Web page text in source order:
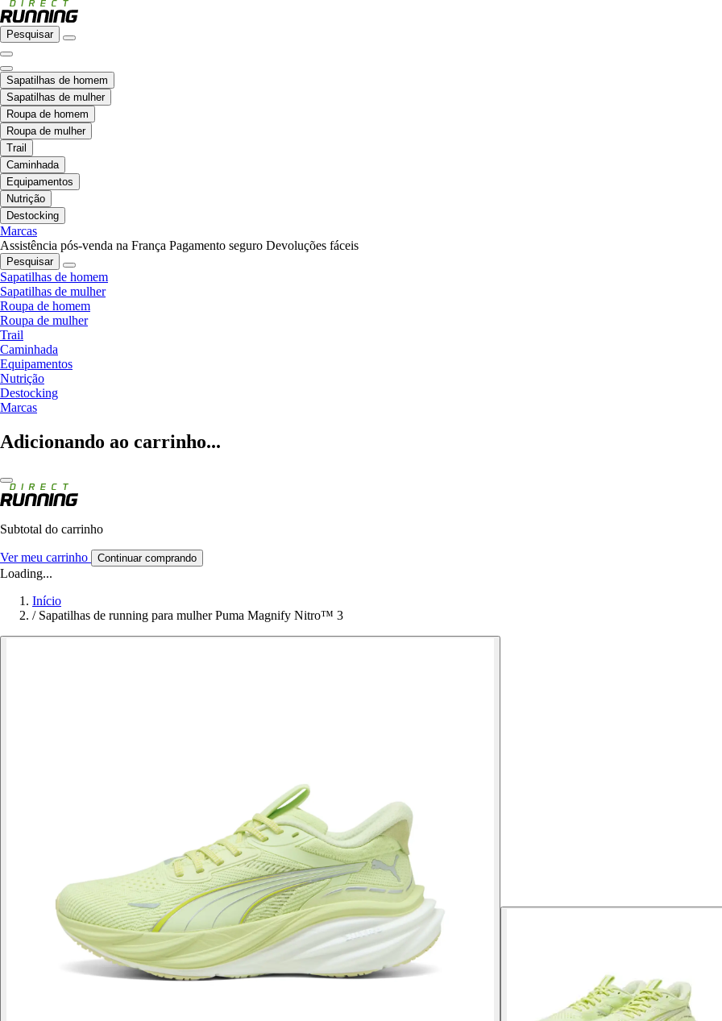
Pesquisar
Sapatilhas de homem
Sapatilhas de mulher
Roupa de homem
Roupa de mulher
Trail
Caminhada
Equipamentos
Nutrição
Destocking
Marcas
Assistência pós-venda na França Pagamento seguro Devoluções fáceis
Pesquisar
Sapatilhas de homem
Sapatilhas de mulher
Roupa de homem
Roupa de mulher
Trail
Caminhada
Equipamentos
Nutrição
Destocking
Marcas
Adicionando ao carrinho...
Subtotal do carrinho
Ver meu carrinho Continuar comprando
Loading...
Início
/ Sapatilhas de running para mulher Puma Magnify Nitro™ 3